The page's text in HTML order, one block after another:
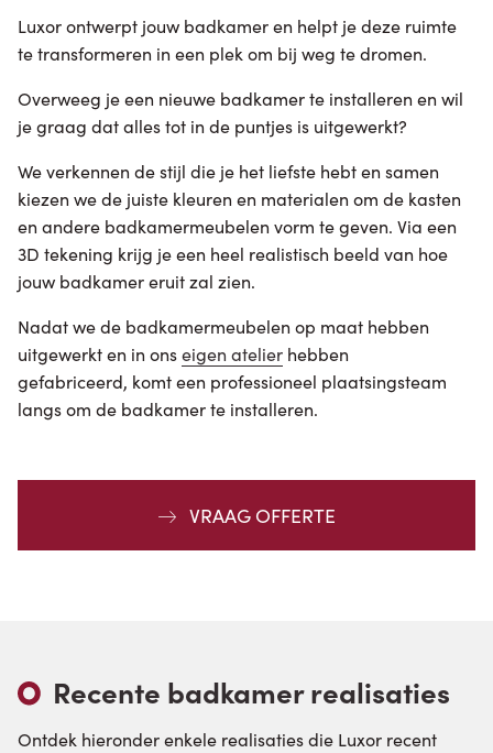
Luxor ontwerpt jouw badkamer en helpt je deze ruimte
te transformeren in een plek om bij weg te dromen.
Overweeg je een nieuwe badkamer te installeren en wil
je graag dat alles tot in de puntjes is uitgewerkt?
We verkennen de stijl die je het liefste hebt en samen
kiezen we de juiste kleuren en materialen om de kasten
en andere badkamermeubelen vorm te geven. Via een
3D tekening krijg je een heel realistisch beeld van hoe
jouw badkamer eruit zal zien.
Nadat we de badkamermeubelen op maat hebben
uitgewerkt en in onseigen atelier hebben
gefabriceerd, komt een professioneel plaatsingsteam
langs om de badkamer te installeren.
VRAAG OFFERTE
Recente badkamer realisaties
Ontdek hieronder enkele realisaties die Luxor recent